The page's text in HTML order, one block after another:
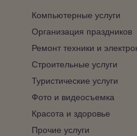
Компьютерные услуги
Организация праздников
Ремонт техники и
Строительные услуги
Туристические услуги
Фото и видеосъемка
Красота и здоровье
Прочие услуги